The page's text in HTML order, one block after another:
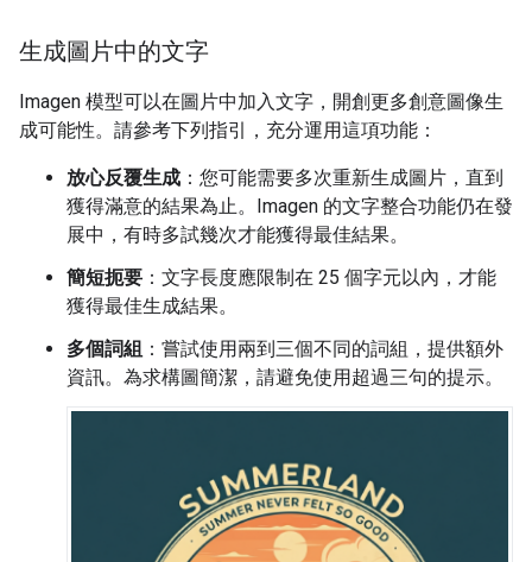
生成圖片中的文字
Imagen 模型可以在圖片中加入文字，開創更多創意圖像生
成可能性。請參考下列指引，充分運用這項功能：
放心反覆生成 ：您可能需要多次重新生成圖片，直到
獲得滿意的結果為止。Imagen 的文字整合功能仍在發
展中，有時多試幾次才能獲得最佳結果。
簡短扼要 ：文字長度應限制在 25 個字元以內，才能
獲得最佳生成結果。
多個詞組 ：嘗試使用兩到三個不同的詞組，提供額外
資訊。為求構圖簡潔，請避免使用超過三句的提示。